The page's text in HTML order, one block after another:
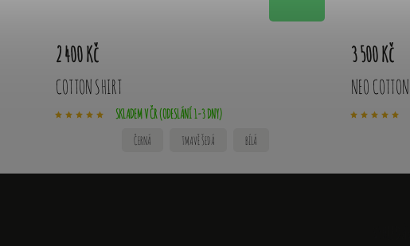
COTTON SHIRT
SKLADEM V ČR (ODESLÁNÍ 1-3 DNY)
2 400 Kč
ČERNÁ TMAVĚ ŠEDÁ BÍLÁ
NEO COTTON
3 500 Kč